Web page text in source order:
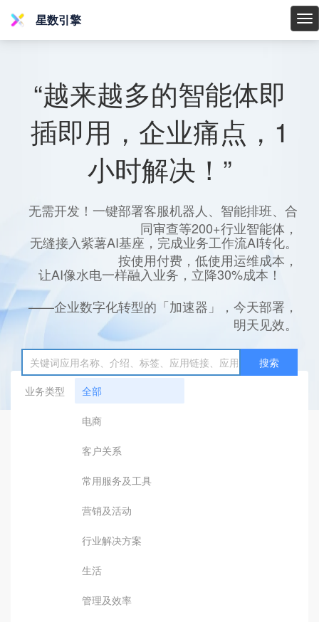
星
星数引擎
“越来越多的智能体即
插即用，企业痛点，1
小时解决！”
无需开发！一键部署客服机器人、智能排班、合
同审查等200+行业智能体，
无缝接入紫薯AI基座，完成业务工作流AI转化。
按使用付费，低使用运维成本，
让AI像水电一样融入业务，立降30%成本！
——企业数字化转型的「加速器」，今天部署，
明天见效。
搜索
业务类型
全部
电商
客户关系
常用服务及工具
营销及活动
行业解决方案
生活
管理及效率